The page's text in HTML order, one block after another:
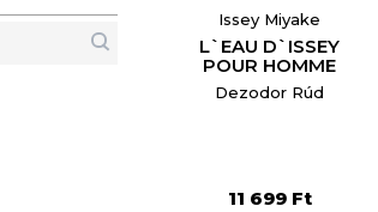
Issey Miyake
L`EAU D`ISSEY
POUR HOMME
Dezodor Rúd
11 699 Ft